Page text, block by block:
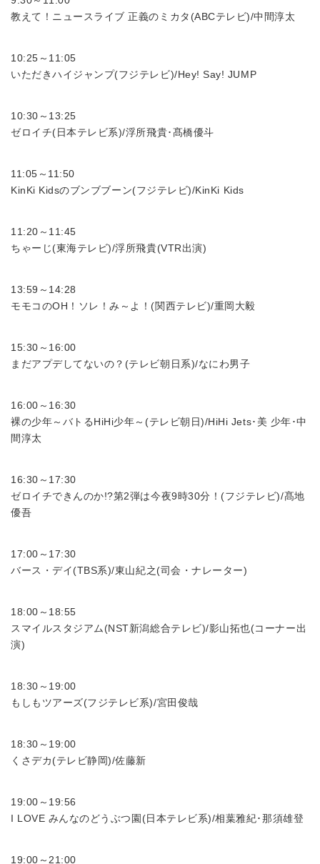
教えて！ニュースライブ 正義のミカタ(ABCテレビ)/中間淳太
10:25～11:05
いただきハイジャンプ(フジテレビ)/Hey! Say! JUMP
10:30～13:25
ゼロイチ(日本テレビ系)/浮所飛貴･髙橋優斗
11:05～11:50
KinKi Kidsのブンブブーン(フジテレビ)/KinKi Kids
11:20～11:45
ちゃーじ(東海テレビ)/浮所飛貴(VTR出演)
13:59～14:28
モモコのOH！ソレ！み～よ！(関西テレビ)/重岡大毅
15:30～16:00
まだアプデしてないの？(テレビ朝日系)/なにわ男子
16:00～16:30
裸の少年～バトるHiHi少年～(テレビ朝日)/HiHi Jets･美 少年･中
間淳太
16:30～17:30
ゼロイチできんのか!?第2弾は今夜9時30分！(フジテレビ)/髙地
優吾
17:00～17:30
バース・デイ(TBS系)/東山紀之(司会・ナレーター)
18:00～18:55
スマイルスタジアム(NST新潟総合テレビ)/影山拓也(コーナー出
演)
18:30～19:00
もしもツアーズ(フジテレビ系)/宮田俊哉
18:30～19:00
くさデカ(テレビ静岡)/佐藤新
19:00～19:56
I LOVE みんなのどうぶつ園(日本テレビ系)/相葉雅紀･那須雄登
19:00～21:00